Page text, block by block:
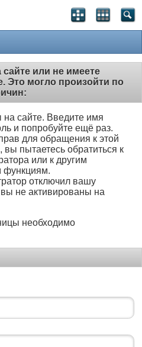
или не имеете
Это могло произойти по
сайте. Введите имя
и попробуйте ещё раз.
для обращения к этой
пытаетесь обратиться к
или к другим
функциям.
отключил вашу
не активированы на
необходимо